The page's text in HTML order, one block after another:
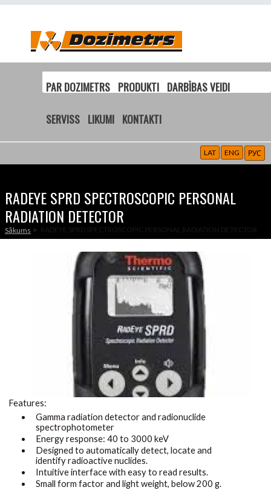
PAR DOZIMETRS PRODUKTI DARBĪBAS VEIDI
SERVISS LIKUMI KONTAKTI
LAT ENG РУС
RADEYE SPRD SPECTROSCOPIC PERSONAL
RADIATION DETECTOR
JŪS ATRODATIES ŠEIT
Sākums ► RADEYE SPRD SPECTROSCOPIC PERSONAL RADIATION DETECTOR
Features:
Gamma radiation detector and radionuclide
spectrophotometer
Energy response: 40 to 3000 keV
Designed to automatically detect, locate and
identify radioactive nuclides.
Intuitive interface with easy to read results.
Small form factor and light weight, below 200 g.